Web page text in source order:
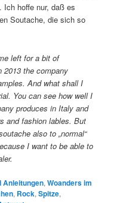
Ich hoffe nur, daß es
Soutache, die sich so
left for a bit of
2013 the company
And what shall I
You can see how well I
produces in Italy and
and fashion lables. But
also to „normal“
I want to be able to
Anleitungen,Woanders im
, Rock,Spitze,